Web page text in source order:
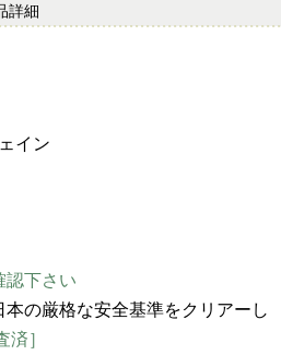
詳細
イン
認下さい
の厳格な安全基準をクリアーし
済］